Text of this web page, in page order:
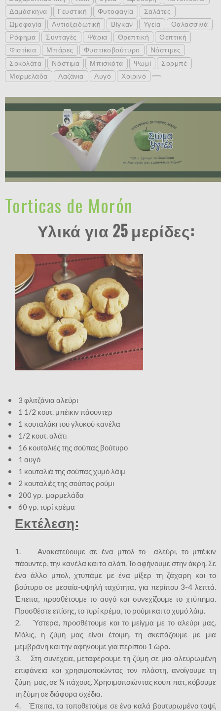
Δαμάσκηνα
Γευστική Φυτοφαγία
Σαλάτες
Ωμοφαγία
Αντιοξειδωτική Βίγκαν Υγεία
Θαλασσινά
Ρόφημα
Συνταγές Ψάρια Θρεπτική
Θεπτική
Φιστίκια
Μπάρες Φυστικοβούτυρο
Νόστιμες
Σοκολάτα
Νόστιμα Μπισκότα Ψωμί
Σορμπέ
Μαρμελάδα
Λαζάνια Αυγό Χοιρινό
Torticas de Morón
Υλικά για 25 μερίδες:
• 3 φλιτζάνια αλεύρι
• 1 1/2 κουτ. μπέικιν πάουντερ
• 1 κουταλάκι του γλυκού κανέλα
• 1/2 κουτ. αλάτι
• 16 κουταλιές της σούπας βούτυρο
• 1 αυγό
• 1 κουταλιά της σούπας χυμό λάιμ
• 2 κουταλιές της σούπας ρούμι
• 200 γρ. μαρμελάδα
• 60 γρ. τυρί κρέμα
Εκτέλεση:
1. Ανακατεύουμε σε ένα μπολ το αλεύρι, το μπέικιν
πάουντερ, την κανέλα και το αλάτι. Το αφήνουμε στην άκρη. Σε
ένα άλλο μπολ, χτυπάμε με ένα μίξερ τη ζάχαρη και το
βούτυρο σε μεσαία-υψηλή ταχύτητα, για περίπου 3-4 λεπτά.
Έπειτα, προσθέτουμε το αυγό και συνεχίζουμε το χτύπημα.
Προσθέστε επίσης, το τυρί κρέμα, το ρούμι και το χυμό λάιμ.
2. Ύστερα, προσθέτουμε και το μείγμα με το αλεύρι μας.
Μόλις, η ζύμη μας είναι έτοιμη, τη σκεπάζουμε με μια
μεμβράνη και την αφήνουμε για περίπου 1 ώρα.
3. Στη συνέχεια, μεταφέρουμε τη ζύμη σε μια αλευρωμένη
επιφάνεια και χρησιμοποιώντας τον πλάστη, ανοίγουμε τη
ζύμη μας, σε ¼ πάχους. Χρησιμοποιώντας κουπ πατ, κόβουμε
τη ζύμη σε διάφορα σχέδια.
4. Έπειτα, τα τοποθετούμε σε ένα καλά βουτυρωμένο ταψί,